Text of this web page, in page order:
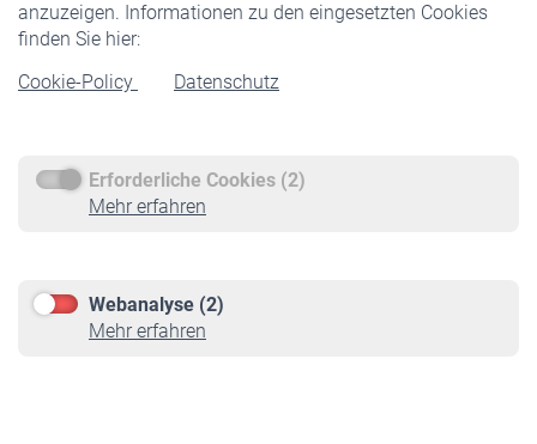
anzuzeigen. Informationen zu den eingesetzten Cookies
finden Sie hier:
Cookie-Policy
Datenschutz
Erforderliche Cookies (2)
Mehr erfahren
Webanalyse (2)
Mehr erfahren
Rentner
Rentenbeginn
Rente beantragen
Service
Informationen
Online-Rechner
VBLnewsletter